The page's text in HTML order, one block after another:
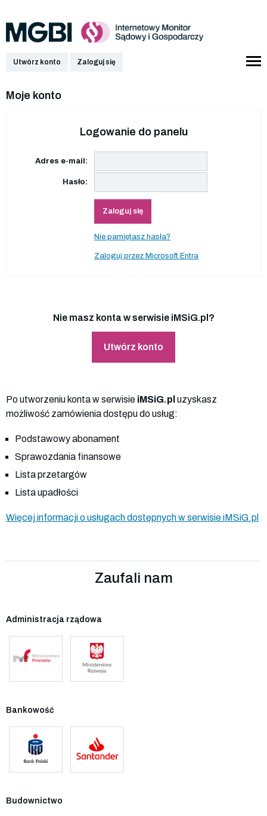
Utwórz konto Zaloguj się
Moje konto
Logowanie do panelu
Adres e-mail:
Hasło:
Zaloguj się
Nie pamiętasz hasła?
Zaloguj przez Microsoft Entra
Nie masz konta w serwisie iMSiG.pl?
Utwórz konto
Po utworzeniu konta w serwisie iMSiG.pl uzyskasz
możliwość zamówienia dostępu do usług:
Podstawowy abonament
Sprawozdania finansowe
Lista przetargów
Lista upadłości
Więcej informacji o usługach dostępnych w serwisie iMSiG.pl
Zaufali nam
Administracja rządowa
Bankowość
Budownictwo